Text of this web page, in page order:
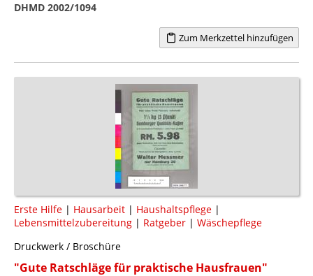
DHMD 2002/1094
Zum Merkzettel hinzufügen
Erste Hilfe | Hausarbeit | Haushaltspflege |
Lebensmittelzubereitung | Ratgeber | Wäschepflege
Druckwerk / Broschüre
"Gute Ratschläge für praktische Hausfrauen"